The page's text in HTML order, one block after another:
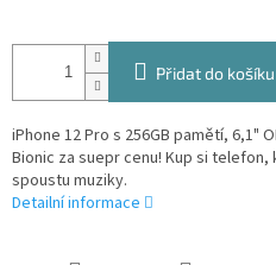
Přidat do košíku
iPhone 12 Pro s 256GB pamětí, 6,1"
Bionic za suepr cenu! Kup si
spoustu muziky.
Detailní informace